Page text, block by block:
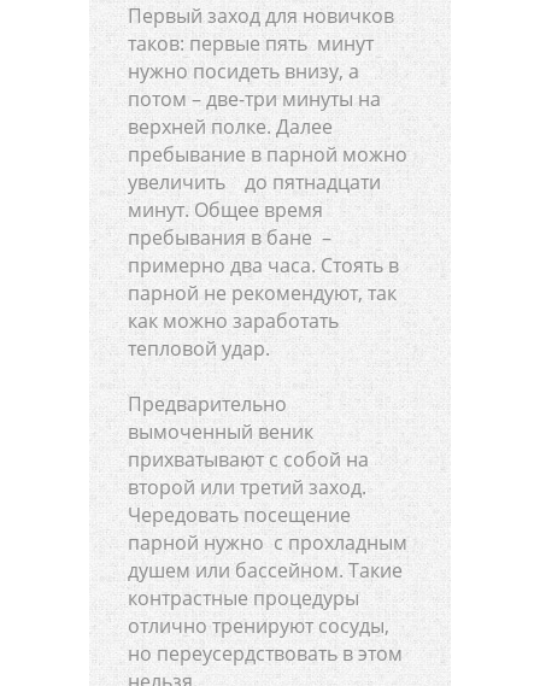
Первый заход для новичков
таков: первые пять минут
нужно посидеть внизу, а
потом – две-три минуты на
верхней полке. Далее
пребывание в парной можно
увеличить до пятнадцати
минут. Общее время
пребывания в бане –
примерно два часа. Стоять в
парной не рекомендуют, так
как можно заработать
тепловой удар.
Предварительно
вымоченный веник
прихватывают с собой на
второй или третий заход.
Чередовать посещение
парной нужно с прохладным
душем или бассейном. Такие
контрастные процедуры
отлично тренируют сосуды,
но переусердствовать в этом